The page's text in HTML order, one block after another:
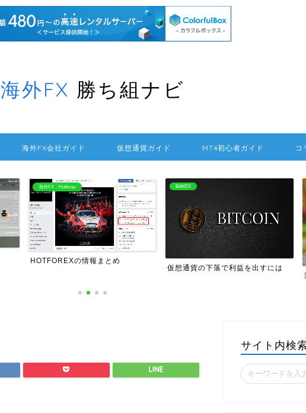
海外FX 勝ち組ナビ
海外FX会社ガイド 仮想通貨ガイド MT4初心者ガイド コ
BitMEX 海外FXの送金方法
サイト内検